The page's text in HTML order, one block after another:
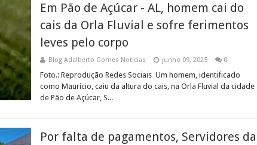
Em Pão de Açúcar - AL, homem cai do
cais da Orla Fluvial e sofre ferimentos
leves pelo corpo
Blog Adalberto Gomes Noticias junho 09, 2025 0
Foto.: Reprodução Redes Sociais Um homem, identificado
como Maurício, caiu da altura do cais, na Orla Fluvial da cidade
de Pão de Açúcar, S...
Por falta de pagamentos, Servidores da